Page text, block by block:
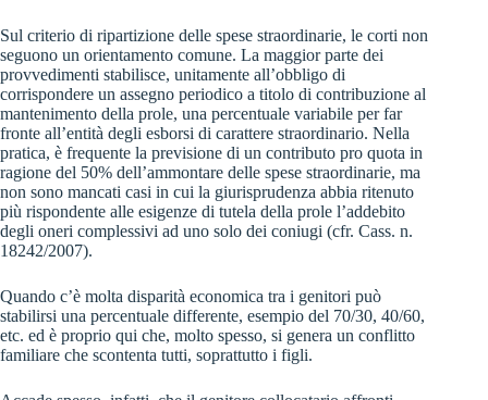
Sul criterio di ripartizione delle spese straordinarie, le corti non
seguono un orientamento comune. La maggior parte dei
provvedimenti stabilisce, unitamente all’obbligo di
corrispondere un assegno periodico a titolo di contribuzione al
mantenimento della prole, una percentuale variabile per far
fronte all’entità degli esborsi di carattere straordinario. Nella
pratica, è frequente la previsione di un contributo pro quota in
ragione del 50% dell’ammontare delle spese straordinarie, ma
non sono mancati casi in cui la giurisprudenza abbia ritenuto
più rispondente alle esigenze di tutela della prole l’addebito
degli oneri complessivi ad uno solo dei coniugi (cfr. Cass. n.
18242/2007).
Quando c’è molta disparità economica tra i genitori può
stabilirsi una percentuale differente, esempio del 70/30, 40/60,
etc. ed è proprio qui che, molto spesso, si genera un conflitto
familiare che scontenta tutti, soprattutto i figli.